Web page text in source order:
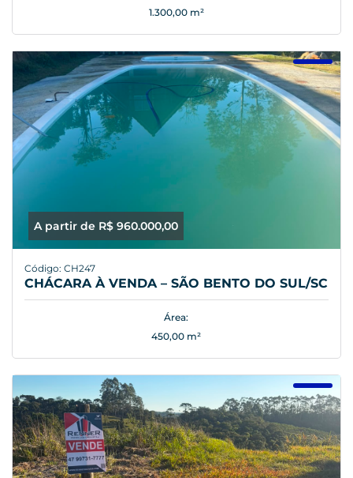
1.300,00 m²
A partir de R$ 960.000,00
Código: CH247
CHÁCARA À VENDA – SÃO BENTO DO SUL/SC
Área:
450,00 m²